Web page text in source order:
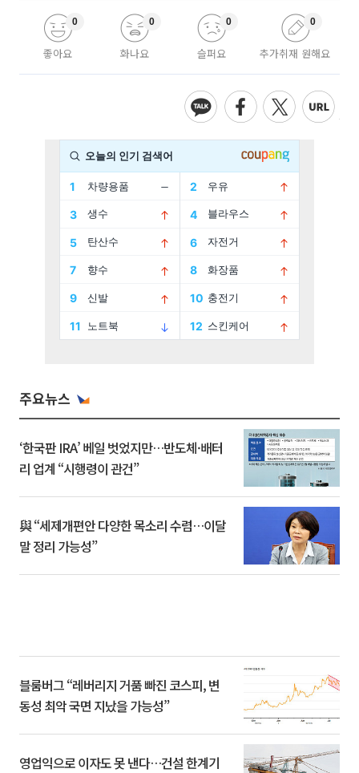
좋아요
0
화나요
0
슬퍼요
0
추가취재 원해요
0
주요뉴스
‘한국판 IRA’ 베일 벗었지만…반도체·배터
리 업계 “시행령이 관건”
與 “세제개편안 다양한 목소리 수렴…이달
말 정리 가능성”
블룸버그 “레버리지 거품 빠진 코스피, 변
동성 최악 국면 지났을 가능성”
영업익으로 이자도 못 낸다…건설 한계기